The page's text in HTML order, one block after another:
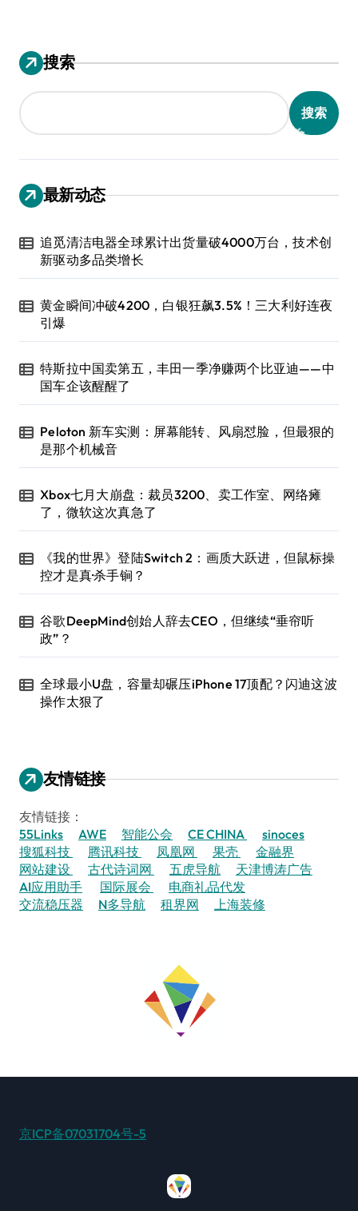
搜索
搜索
最新动态
追觅清洁电器全球累计出货量破4000万台，技术创
新驱动多品类增长
黄金瞬间冲破4200，白银狂飙3.5%！三大利好连夜
引爆
特斯拉中国卖第五，丰田一季净赚两个比亚迪——中
国车企该醒醒了
Peloton 新车实测：屏幕能转、风扇怼脸，但最狠的
是那个机械音
Xbox七月大崩盘：裁员3200、卖工作室、网络瘫
了，微软这次真急了
《我的世界》登陆Switch 2：画质大跃进，但鼠标操
控才是真·杀手锏？
谷歌DeepMind创始人辞去CEO，但继续“垂帘听
政”？
全球最小U盘，容量却碾压iPhone 17顶配？闪迪这波
操作太狠了
友情链接
友情链接：
55Links
AWE 智能公会 CE CHINA
sinoces
搜狐科技
腾讯科技 凤凰网 果壳
金融界
网站建设
古代诗词网 五虎导航
天津博涛广告
AI应用助手
国际展会
电商礼品代发
交流稳压器
N多导航 租界网 上海装修
京ICP备07031704号-5